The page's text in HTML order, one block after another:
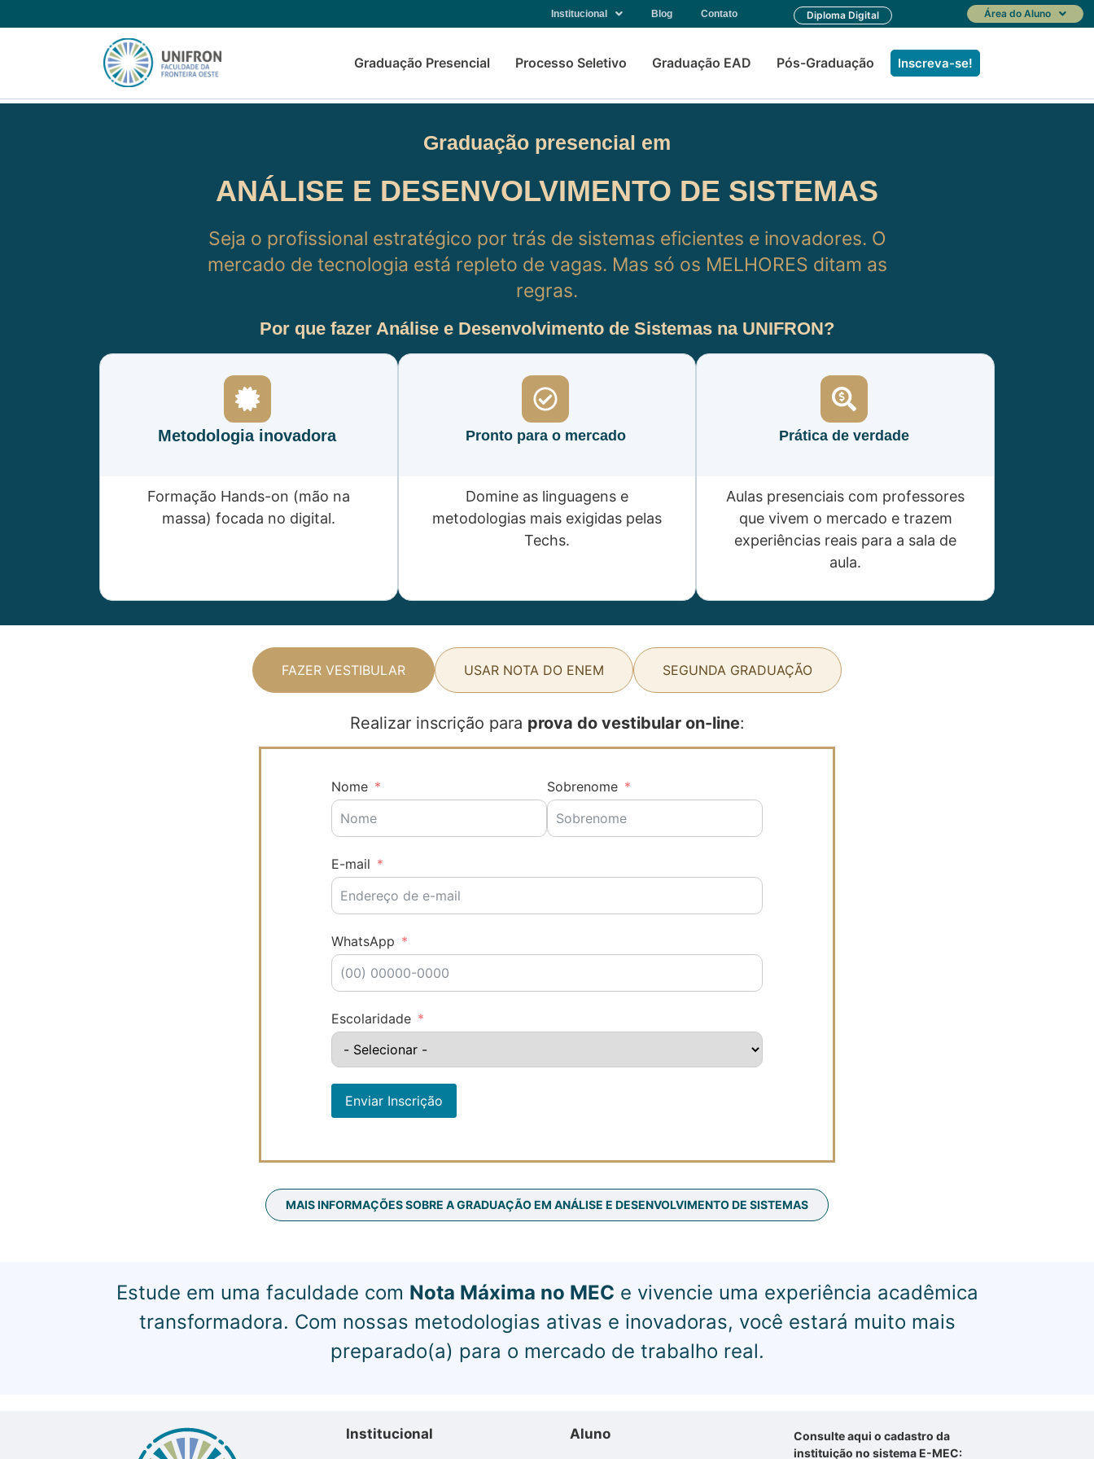
Institucional Blog Contato Diploma Digital Área do Aluno
Graduação Presencial Processo Seletivo Graduação EAD Pós-Graduação Inscreva-se!
Graduação presencial em
ANÁLISE E DESENVOLVIMENTO DE SISTEMAS
Seja o profissional estratégico por trás de sistemas eficientes e inovadores. O
mercado de tecnologia está repleto de vagas. Mas só os MELHORES ditam as
regras.
Por que fazer Análise e Desenvolvimento de Sistemas na UNIFRON?
Metodologia inovadora
Formação Hands-on (mão na
massa) focada no digital.
Pronto para o mercado
Domine as linguagens e
metodologias mais exigidas pelas
Techs.
Prática de verdade
Aulas presenciais com professores
que vivem o mercado e trazem
experiências reais para a sala de
aula.
FAZER VESTIBULAR USAR NOTA DO ENEM SEGUNDA GRADUAÇÃO
Realizar inscrição para prova do vestibular on-line:
Nome Sobrenome
E-mail
WhatsApp
Escolaridade
Enviar Inscrição
MAIS INFORMAÇÕES SOBRE A GRADUAÇÃO EM ANÁLISE E DESENVOLVIMENTO DE SISTEMAS
Estude em uma faculdade com Nota Máxima no MEC e vivencie uma experiência acadêmica
transformadora. Com nossas metodologias ativas e inovadoras, você estará muito mais
preparado(a) para o mercado de trabalho real.
Institucional Aluno
Consulte aqui o cadastro da
instituição no sistema E-MEC: